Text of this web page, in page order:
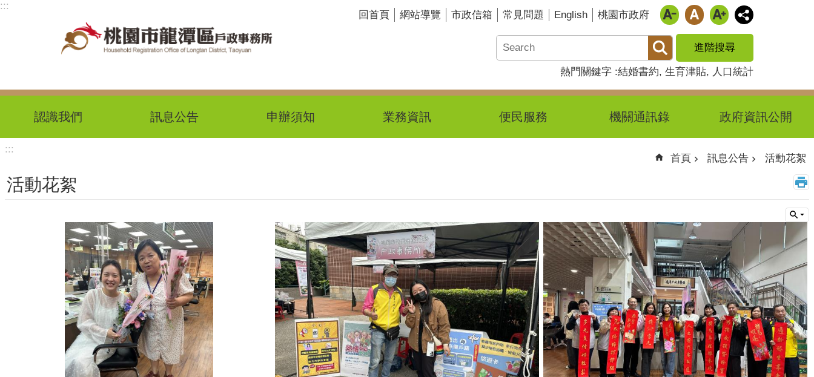
跳到主要內容區塊
:::
回首頁 網站導覽 市政信箱 常見問題 English 桃園市政府
進階搜尋
熱門關鍵字 結婚書約 生育津貼 人口統計
認識我們 訊息公告 申辦須知 業務資訊 便民服務 機關通訊錄 政府資訊公開
:::
首頁 訊息公告 活動花絮
活動花絮